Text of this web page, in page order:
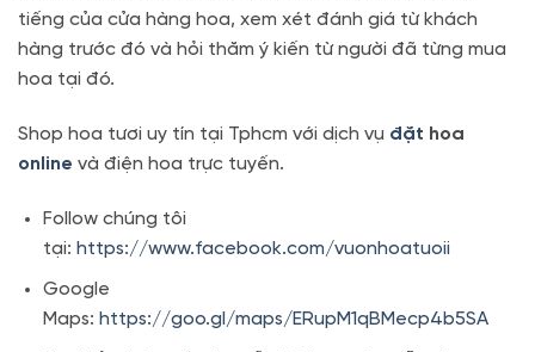
tiếng của cửa hàng hoa, xem xét đánh giá từ khách
hàng trước đó và hỏi thăm ý kiến từ người đã từng mua
hoa tại đó.
Shop hoa tươi uy tín tại Tphcm với dịch vụ đặt hoa
online và điện hoa trực tuyến.
Follow chúng tôi
tại: https://www.facebook.com/vuonhoatuoii
Google
Maps: https://goo.gl/maps/ERupM1qBMecp4b5SA